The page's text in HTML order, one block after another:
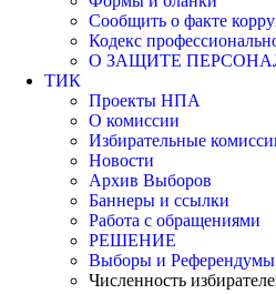
Сообщить о факте
Кодекс
О ЗАЩИТЕ
ТИК
Проекты НПА
О комиссии
Избирательные
Новости
Архив Выборов
Баннеры и ссылки
Работа с обращениями
РЕШЕНИЕ
Выборы и Референдумы
Численность